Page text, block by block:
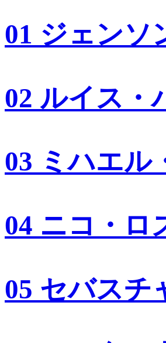
01 ジェンソ
02 ルイス・
03 ミハエル
04 ニコ・ロ
05 セバスチ